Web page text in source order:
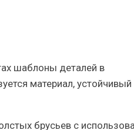
шаблоны деталей в
материал, устойчивый
брусьев с